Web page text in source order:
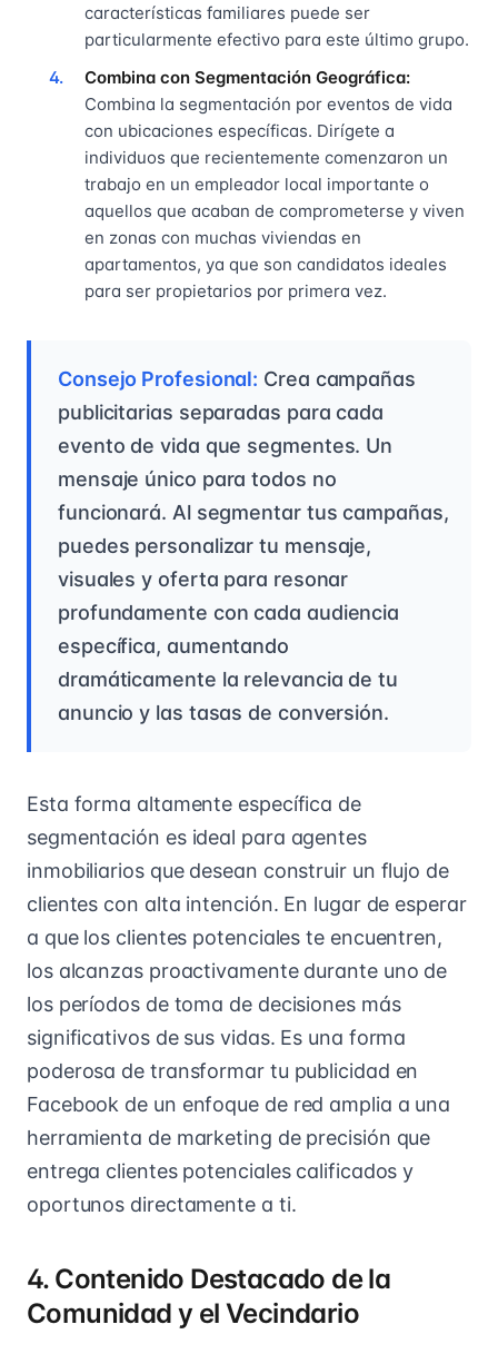
características familiares puede ser
particularmente efectivo para este último grupo.
Combina con Segmentación Geográfica:
Combina la segmentación por eventos de vida
con ubicaciones específicas. Dirígete a
individuos que recientemente comenzaron un
trabajo en un empleador local importante o
aquellos que acaban de comprometerse y viven
en zonas con muchas viviendas en
apartamentos, ya que son candidatos ideales
para ser propietarios por primera vez.
Consejo Profesional: Crea campañas
publicitarias separadas para cada
evento de vida que segmentes. Un
mensaje único para todos no
funcionará. Al segmentar tus campañas,
puedes personalizar tu mensaje,
visuales y oferta para resonar
profundamente con cada audiencia
específica, aumentando
dramáticamente la relevancia de tu
anuncio y las tasas de conversión.
Esta forma altamente específica de
segmentación es ideal para agentes
inmobiliarios que desean construir un flujo de
clientes con alta intención. En lugar de esperar
a que los clientes potenciales te encuentren,
los alcanzas proactivamente durante uno de
los períodos de toma de decisiones más
significativos de sus vidas. Es una forma
poderosa de transformar tu publicidad en
Facebook de un enfoque de red amplia a una
herramienta de marketing de precisión que
entrega clientes potenciales calificados y
oportunos directamente a ti.
4. Contenido Destacado de la
Comunidad y el Vecindario